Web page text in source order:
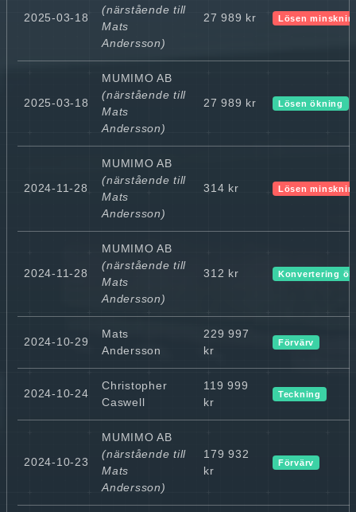
2025-03-18
(närstående till
Mats
Andersson)
27 989 kr Lösen
2025-03-18
MUMIMO AB
(närstående till
Mats
Andersson)
27 989 kr Lösen ökning
2024-11-28
MUMIMO AB
(närstående till
Mats
Andersson)
314 kr Lösen
2024-11-28
MUMIMO AB
(närstående till
Mats
Andersson)
312 kr Konvertering
2024-10-29
Mats
Andersson
229 997
kr
Förvärv
2024-10-24
Christopher
Caswell
119 999
kr
Teckning
2024-10-23
MUMIMO AB
(närstående till
Mats
Andersson)
179 932
kr
Förvärv